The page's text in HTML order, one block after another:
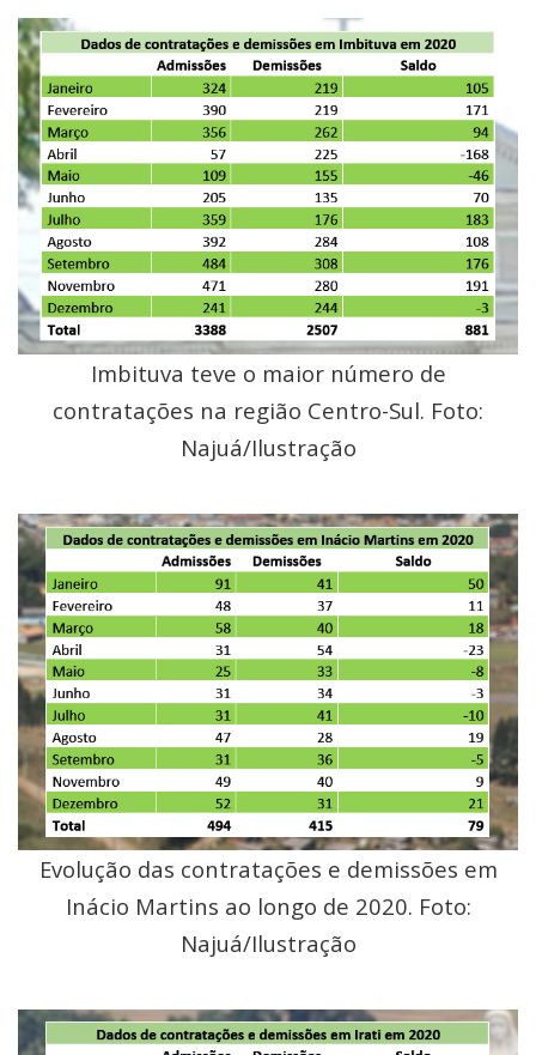
Imbituva teve o maior número de
contratações na região Centro-Sul. Foto:
Najuá/Ilustração
Evolução das contratações e demissões em
Inácio Martins ao longo de 2020. Foto:
Najuá/Ilustração